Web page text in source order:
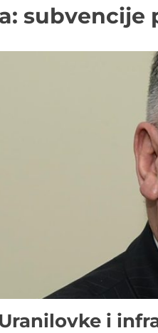
subvencije
Uranilovke i